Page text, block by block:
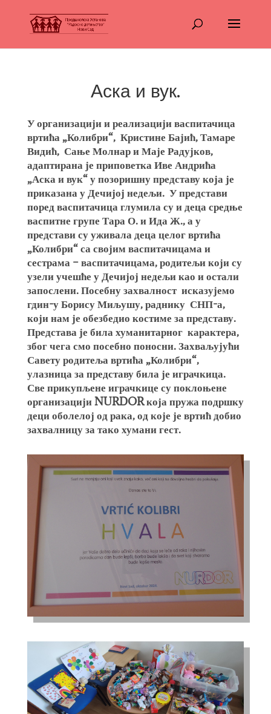
Аска и вук.
У организацији и реализацији васпитачица
вртића „Колибри“, Кристине Бајић, Тамаре
Видић, Сање Молнар и Маје Радујков,
адаптирана је приповетка Иве Андрића
„Аска и вук“ у позоришну представу која је
приказана у Дечијој недељи. У представи
поред васпитачица глумила су и деца средње
васпитне групе Тара О. и Ида Ж., а у
представи су уживала деца целог вртића
„Колибри“ са својим васпитачицама и
сестрама – васпитачицама, родитељи који су
узели учешће у Дечијој недељи као и остали
запослени. Посебну захвалност исказујемо
гдин-у Борису Миљушу, раднику СНП-а,
који нам је обезбедио костиме за представу.
Представа је била хуманитарног карактера,
због чега смо посебно поносни. Захваљујући
Савету родитеља вртића „Колибри“,
улазница за представу била је играчкица.
Све прикупљене играчкице су поклоњене
организацији NURDOR која пружа подршку
деци оболелој од рака, од које је вртић добио
захвалницу за тако хумани гест.